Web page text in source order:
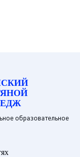
образовательное